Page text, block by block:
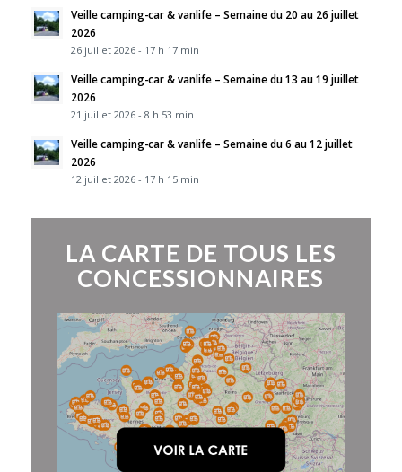
Veille camping-car & vanlife – Semaine du 20 au 26 juillet
2026
26 juillet 2026 - 17 h 17 min
Veille camping-car & vanlife – Semaine du 13 au 19 juillet
2026
21 juillet 2026 - 8 h 53 min
Veille camping-car & vanlife – Semaine du 6 au 12 juillet
2026
12 juillet 2026 - 17 h 15 min
LA CARTE DE TOUS LES
CONCESSIONNAIRES